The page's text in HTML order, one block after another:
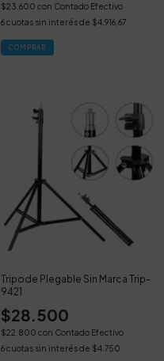
$23.600 con Contado Efectivo
6 cuotas sin interés de $4.916,67
Tripode Plegable Sin Marca Trip-
9421
$28.500
$22.800 con Contado Efectivo
6 cuotas sin interés de $4.750